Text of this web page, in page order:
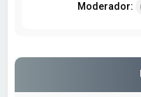
Moderador: